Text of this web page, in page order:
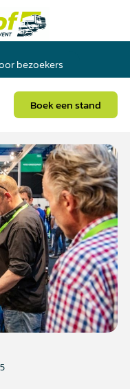
bezoekers
Boek een stand